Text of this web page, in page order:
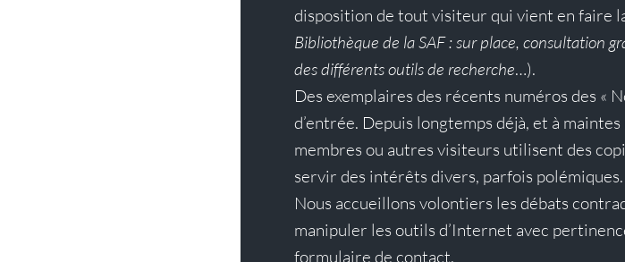
disposition de tout visiteur qui vient en faire
Bibliothèque de la SAF : sur place, consultation
des différents outils de recherche…).
Des exemplaires des récents numéros des «
d’entrée. Depuis longtemps déjà, et à
membres ou autres visiteurs utilisent des
servir des intérêts divers, parfois polémiques.
Nous accueillons volontiers les débats
manipuler les outils d’Internet avec
formulaire de contact.